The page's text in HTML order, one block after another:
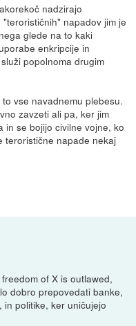
nadzirajo
napadov jim je
glede na to kaki
enkripcije in
popolnoma drugim
vse navadnemu plebesu.
zavzeti ali pa, ker jim
in se bojijo civilne vojne, ko
teroristične napade nekaj
of X is outlawed,
dobro prepovedati banke,
politike, ker uničujejo